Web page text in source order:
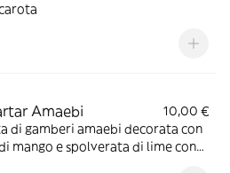
Amaebi
10,00 €
di gamberi amaebi decorata con
mango e spolverata di lime con